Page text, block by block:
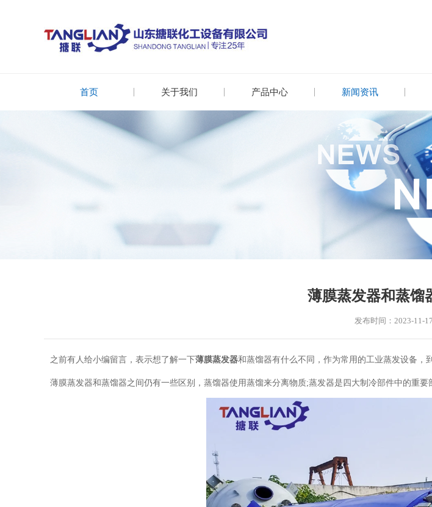
首页 关于我们 产品中心 新闻资讯
薄膜蒸发器和蒸馏
发布时间：2023-11-
之前有人给小编留言，表示想了解一下薄膜蒸发器和蒸馏器有什么不同，作为常用的工业蒸发设备，
薄膜蒸发器和蒸馏器之间仍有一些区别，蒸馏器使用蒸馏来分离物质;蒸发器是四大制冷部件中的重